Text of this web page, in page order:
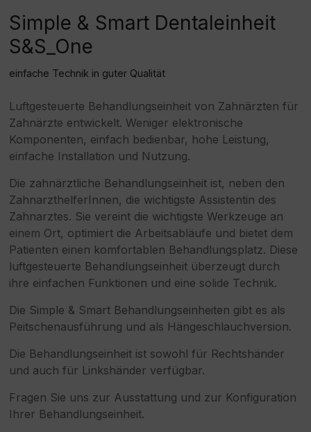
Simple & Smart Dentaleinheit
S&S_One
einfache Technik in guter Qualität
Luftgesteuerte Behandlungseinheit von Zahnärzten für
Zahnärzte entwickelt. Weniger elektronische
Komponenten, einfach bedienbar, hohe Leistung,
einfache Installation und Nutzung.
Die zahnärztliche Behandlungseinheit ist, neben den
ZahnarzthelferInnen, die wichtigste Assistentin des
Zahnarztes. Sie vereint die wichtigste Werkzeuge an
einem Ort, optimiert die Arbeitsabläufe und bietet dem
Patienten einen komfortablen Behandlungsplatz. Diese
luftgesteuerte Behandlungseinheit überzeugt durch
ihre einfachen Funktionen und eine solide Technik.
Die Simple & Smart Behandlungseinheiten gibt es als
Peitschenausführung und als Hängeschlauchversion.
Die Behandlungseinheit ist sowohl für Rechtshänder
und auch für Linkshänder verfügbar.
Fragen Sie uns zur Ausstattung und zur Konfiguration
Ihrer Behandlungseinheit.